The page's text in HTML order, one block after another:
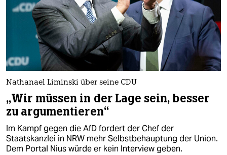
abo
genossenschaft
epaper login
Nathanael Liminski über seine CDU
„Wir müssen in der Lage sein, besser
zu argumentieren“
Im Kampf gegen die AfD fordert der Chef der
Staatskanzlei in NRW mehr Selbst­behauptung der Union.
Dem Portal Nius würde er kein Interview geben.